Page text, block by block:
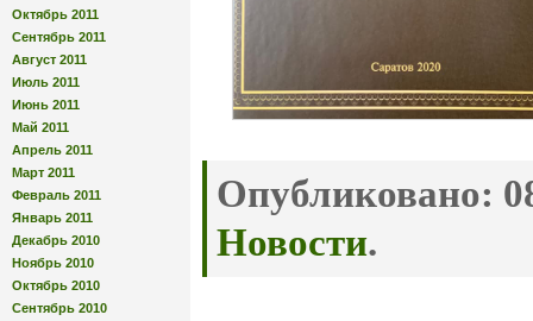
Октябрь 2011
Сентябрь 2011
Август 2011
Июль 2011
Июнь 2011
Май 2011
Апрель 2011
Март 2011
Февраль 2011
Январь 2011
Декабрь 2010
Ноябрь 2010
Октябрь 2010
Сентябрь 2010
Опубликовано:
Новости.